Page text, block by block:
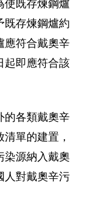
使既存煉鋼爐
既存煉鋼爐約
應符合戴奧辛
起即應符合該
的各類戴奧辛
單的建置，
染源納入戴奧
人對戴奧辛污